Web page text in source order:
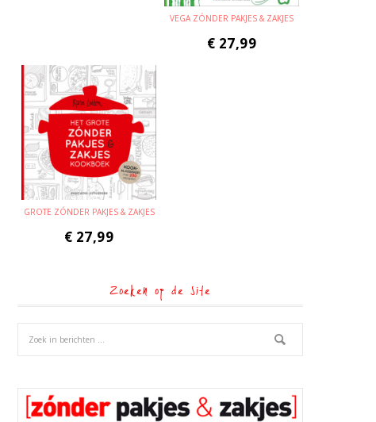
VEGA ZÓNDER PAKJES & ZAKJES
€ 27,99
GROTE ZÓNDER PAKJES & ZAKJES
€ 27,99
Zoeken op de site